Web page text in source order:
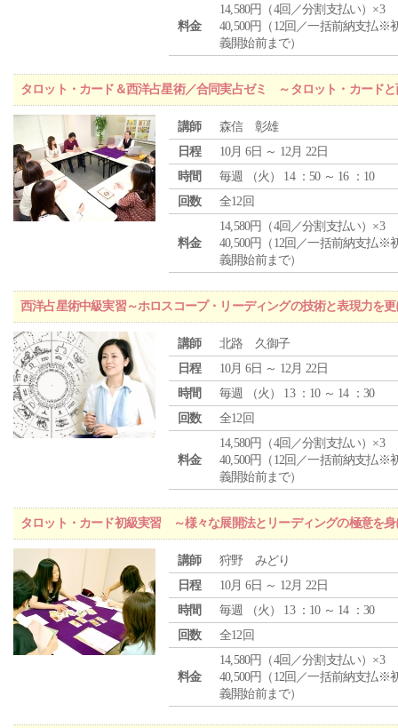
料金
14,580円（4回／分割支払い）×3
40,500円（12回／一括前納支払※
義開始前まで）
タロット・カード＆西洋占星術／合同実占ゼミ ～タロット・カード
講師
森信 彰雄
日程
10月 6日 ～ 12月 22日
時間
毎週 （火 ） 14 ：50 ～ 16 ：10
回数
全12回
料金
14,580円（4回／分割支払い）×3
40,500円（12回／一括前納支払※
義開始前まで）
西洋占星術中級実習～ホロスコープ・リーディングの技術と表現力を
講師
北路 久御子
日程
10月 6日 ～ 12月 22日
時間
毎週 （火 ） 13 ：10 ～ 14 ：30
回数
全12回
料金
14,580円（4回／分割支払い）×3
40,500円（12回／一括前納支払※
義開始前まで）
タロット・カード初級実習 ～様々な展開法とリーディングの極意を身
講師
狩野 みどり
日程
10月 6日 ～ 12月 22日
時間
毎週 （火 ） 13 ：10 ～ 14 ：30
回数
全12回
料金
14,580円（4回／分割支払い）×3
40,500円（12回／一括前納支払※
義開始前まで）